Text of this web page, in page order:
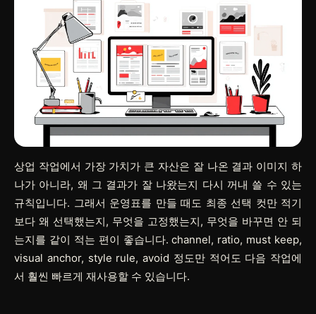
상업 작업에서 가장 가치가 큰 자산은 잘 나온 결과 이미지 하
나가 아니라, 왜 그 결과가 잘 나왔는지 다시 꺼내 쓸 수 있는
규칙입니다. 그래서 운영표를 만들 때도 최종 선택 컷만 적기
보다 왜 선택했는지, 무엇을 고정했는지, 무엇을 바꾸면 안 되
는지를 같이 적는 편이 좋습니다. channel, ratio, must keep,
visual anchor, style rule, avoid 정도만 적어도 다음 작업에
서 훨씬 빠르게 재사용할 수 있습니다.